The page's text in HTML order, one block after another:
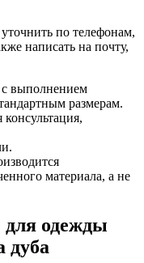
по телефонам,
написать на почту,
выполнением
размерам.
материала, а не
одежды
дуба